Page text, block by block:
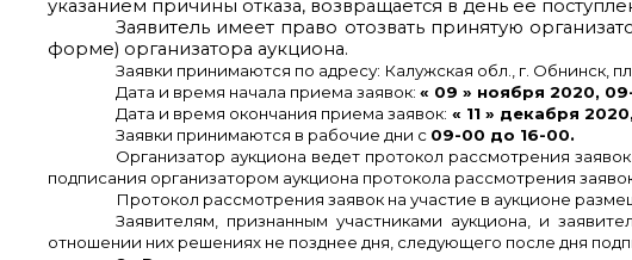
указанием причины отказа, возвращается в день ее
Заявитель имеет право отозвать принятую
форме) организатора аукциона.
Заявки принимаются по адресу: Калужская обл., г. Обнинск,
Дата и время начала приема заявок: « 09 » ноября 2020,
Дата и время окончания приема заявок: « 11 » декабря
Заявки принимаются в рабочие дни с 09-00 до 16-00.
Организатор аукциона ведет протокол рассмотрения
подписания организатором аукциона протокола рассмотрения
Протокол рассмотрения заявок на участие в аукционе
Заявителям, признанным участниками аукциона, и
отношении них решениях не позднее дня, следующего после дня